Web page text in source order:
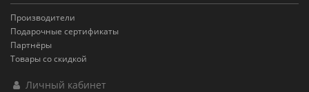
Производители
Подарочные сертификаты
Партнёры
Товары со скидкой
Личный кабинет